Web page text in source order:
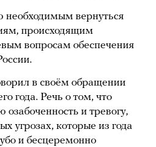
необходимым вернуться
происходящим
вопросам обеспечения
в своём обращении
года. Речь о том, что
озабоченность и тревогу,
угрозах, которые из года
и бесцеремонно